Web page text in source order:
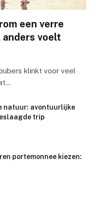
een verre
voelt
klinkt voor veel
natuur: avontuurlijke
trip
portemonnee kiezen: